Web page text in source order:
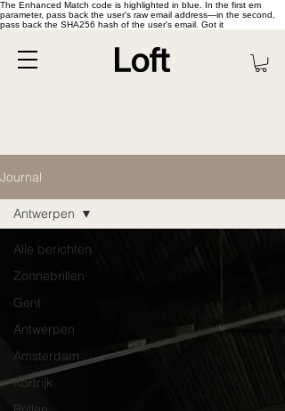
The Enhanced Match code is highlighted in blue. In the first em
parameter, pass back the user's raw email address—in the second,
pass back the SHA256 hash of the user's email. Got it
Journal
Alle berichten
Zonnebrillen
Gent
Antwerpen
Amsterdam
Kortrijk
Antwerpen